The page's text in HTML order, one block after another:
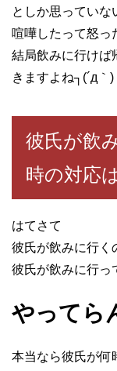
としか思っていな
喧嘩したって怒っ
結局飲みに行けば
きますよね┐(´д｀
彼氏が飲
時の対応
はてさて
彼氏が飲みに行く
彼氏が飲みに行っ
やってら
本当なら彼氏が何